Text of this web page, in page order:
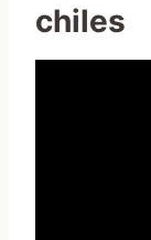
chiles